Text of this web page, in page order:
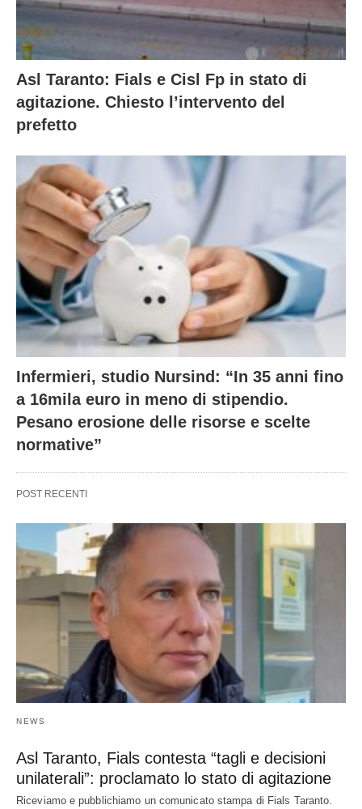
Asl Taranto: Fials e Cisl Fp in stato di
agitazione. Chiesto l’intervento del
prefetto
Infermieri, studio Nursind: “In 35 anni fino
a 16mila euro in meno di stipendio.
Pesano erosione delle risorse e scelte
normative”
POST RECENTI
NEWS
Asl Taranto, Fials contesta “tagli e decisioni
unilaterali”: proclamato lo stato di agitazione
Riceviamo e pubblichiamo un comunicato stampa di Fials Taranto.